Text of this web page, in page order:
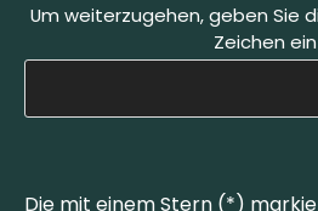
Um weiterzugehen, geben Sie
Zeichen ein
Die mit einem Stern (*)